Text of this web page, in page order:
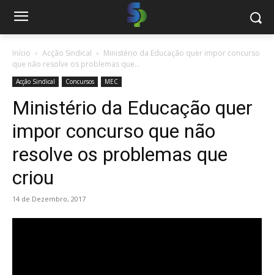
Início Acção Sindical
Ministério da Educação quer impor concurso
que não resolve os problemas que...
Acção Sindical Concursos MEC
Ministério da Educação quer
impor concurso que não
resolve os problemas que
criou
14 de Dezembro, 2017